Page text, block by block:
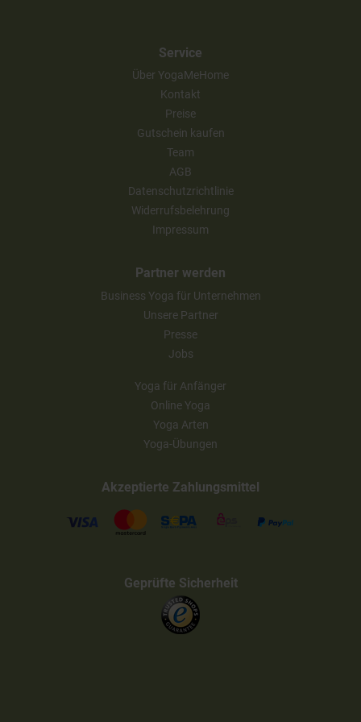
Service
Über YogaMeHome
Kontakt
Preise
Gutschein kaufen
Team
AGB
Datenschutzrichtlinie
Widerrufsbelehrung
Impressum
Partner werden
Business Yoga für Unternehmen
Unsere Partner
Presse
Jobs
Yoga für Anfänger
Online Yoga
Yoga Arten
Yoga-Übungen
Akzeptierte Zahlungsmittel
Geprüfte Sicherheit